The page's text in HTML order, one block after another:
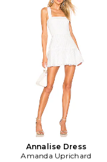
Annalise Dress
Amanda Uprichard